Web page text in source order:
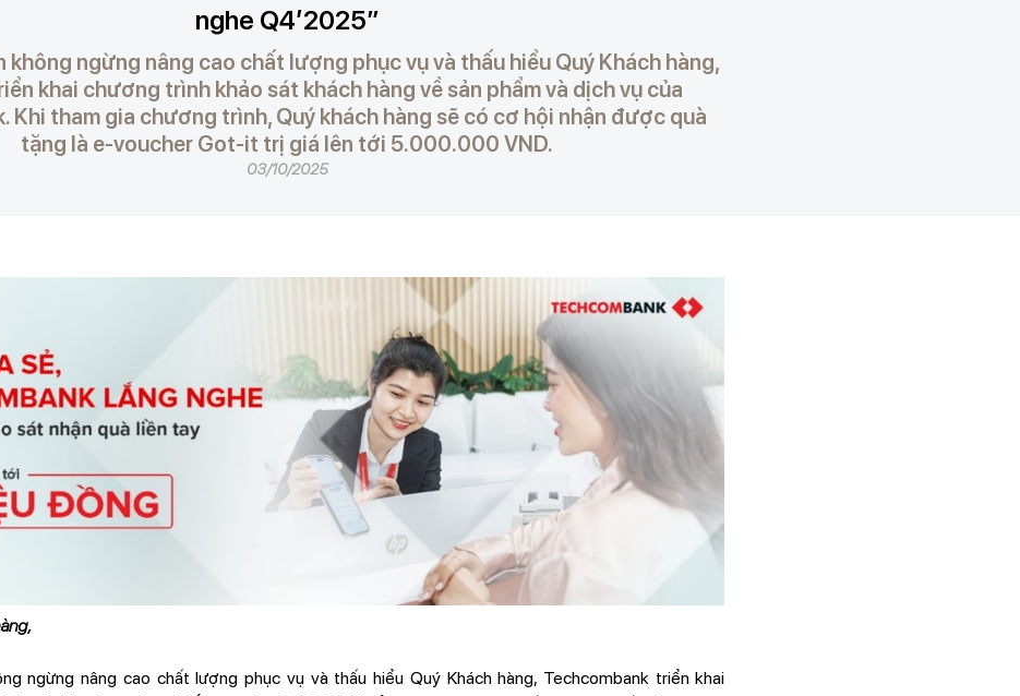
nghe Q4’2025”
không ngừng nâng cao chất lượng phục vụ và thấu hiểu Quý Khách hàng,
khai chương trình khảo sát khách hàng về sản phẩm và dịch vụ của
Khi tham gia chương trình, Quý khách hàng sẽ có cơ hội nhận được quà
tặng là e-voucher Got-it trị giá lên tới 5.000.000 VND.
03/10/2025
ngừng nâng cao chất lượng phục vụ và thấu hiểu Quý Khách hàng, Techcombank triển khai